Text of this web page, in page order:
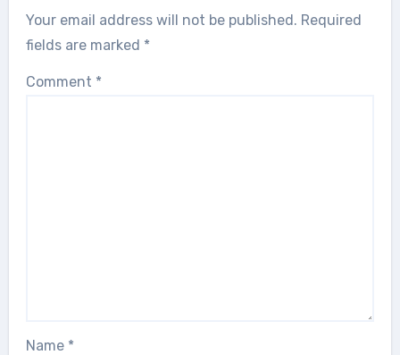
Your email address will not be published. Required
fields are marked *
Comment *
Name *